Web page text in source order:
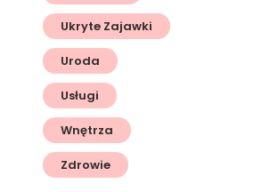
Ukryte Zajawki
Uroda
Usługi
Wnętrza
Zdrowie